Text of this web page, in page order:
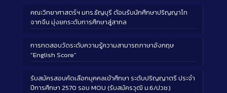
คณะวิทยาศาสตร์ฯ มทร.ธัญบุรี ต้อนรับนักศึกษาปริญญาโท
จากจีน มุ่งยกระดับการศึกษาสู่สากล
การทดสอบวัดระดับความรู้ความสามารถภาษาอังกฤษ
“English Score”
รับสมัครสอบคัดเลือกบุคคลเข้าศึกษา ระดับปริญญาตรี ประจำ
ปีการศึกษา 2570 รอบ MOU (รับสมัครวุฒิ ม.6/ปวช.)